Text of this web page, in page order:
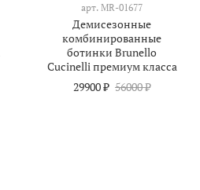
арт. MR-01677
Демисезонные
комбинированные
ботинки Brunello
Cucinelli премиум класса
29900 ₽ 56000 ₽